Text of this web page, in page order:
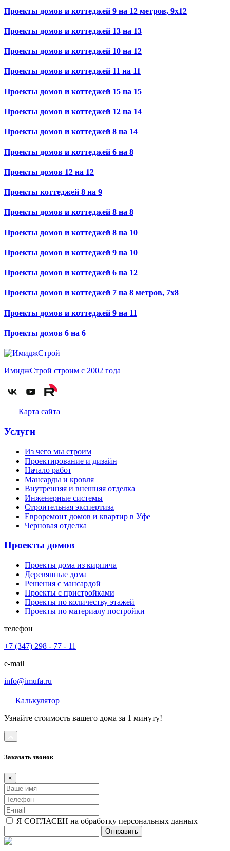
Проекты домов и коттеджей 9 на 12 метров, 9х12
Проекты домов и коттеджей 13 на 13
Проекты домов и коттеджей 10 на 12
Проекты домов и коттеджей 11 на 11
Проекты домов и коттеджей 15 на 15
Проекты домов и коттеджей 12 на 14
Проекты домов и коттеджей 8 на 14
Проекты домов и коттеджей 6 на 8
Проекты домов 12 на 12
Проекты коттеджей 8 на 9
Проекты домов и коттеджей 8 на 8
Проекты домов и коттеджей 8 на 10
Проекты домов и коттеджей 9 на 10
Проекты домов и коттеджей 6 на 12
Проекты домов и коттеджей 7 на 8 метров, 7х8
Проекты домов и коттеджей 9 на 11
Проекты домов 6 на 6
ИмиджСтрой строим с 2002 года
Карта сайта
Услуги
Из чего мы строим
Проектирование и дизайн
Начало работ
Мансарды и кровля
Внутренняя и внешняя отделка
Инженерные системы
Строительная экспертиза
Евроремонт домов и квартир в Уфе
Черновая отделка
Проекты домов
Проекты дома из кирпича
Деревянные дома
Решения с мансардой
Проекты с пристройками
Проекты по количеству этажей
Проекты по материалу постройки
телефон
+7 (347) 298 - 77 - 11
e-mail
info@imufa.ru
Калькулятор
Узнайте стоимость вашего дома за 1 минуту!
Заказать звонок
×
Я СОГЛАСЕН на обработку персональных данных
Отправить